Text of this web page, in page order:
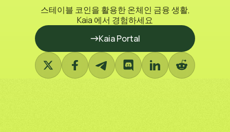
스테이블 코인을 활용한 온체인 금융 생활,
Kaia 에서 경험하세요
Kaia Portal